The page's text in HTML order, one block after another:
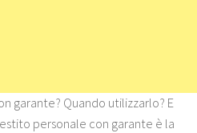
garante? Quando utilizzarlo? E
personale con garante è la